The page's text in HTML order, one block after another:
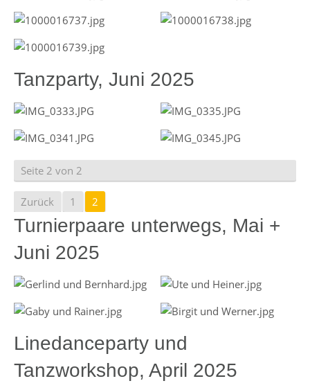
Tanzparty, Juni 2025
Seite 2 von 2
Zurück 1 2
Turnierpaare unterwegs, Mai +
Juni 2025
Linedanceparty und
Tanzworkshop, April 2025